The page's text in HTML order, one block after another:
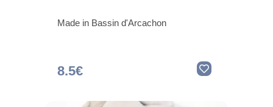
Made in Bassin d'Arcachon
8.5€